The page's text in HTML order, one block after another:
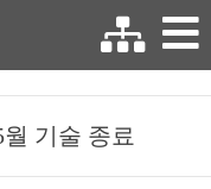
월 기술 종료